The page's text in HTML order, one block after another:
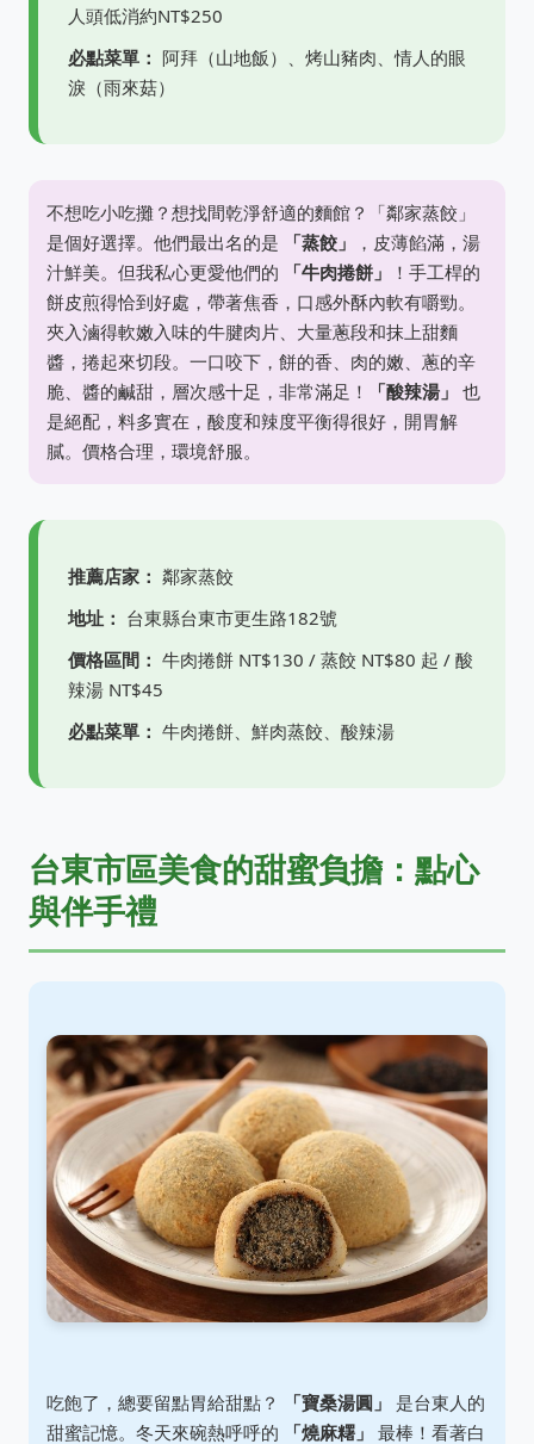
人頭低消約NT$250
必點菜單： 阿拜（山地飯）、烤山豬肉、情人的眼
淚（雨來菇）
不想吃小吃攤？想找間乾淨舒適的麵館？「鄰家蒸餃」
是個好選擇。他們最出名的是
「蒸餃」
，皮薄餡滿，湯
汁鮮美。但我私心更愛他們的
「牛肉捲餅」
！手工桿的
餅皮煎得恰到好處，帶著焦香，口感外酥內軟有嚼勁。
夾入滷得軟嫩入味的牛腱肉片、大量蔥段和抹上甜麵
醬，捲起來切段。一口咬下，餅的香、肉的嫩、蔥的辛
脆、醬的鹹甜，層次感十足，非常滿足！
「酸辣湯」 也
是絕配，料多實在，酸度和辣度平衡得很好，開胃解
膩。價格合理，環境舒服。
推薦店家： 鄰家蒸餃
地址： 台東縣台東市更生路182號
價格區間： 牛肉捲餅 NT$130 / 蒸餃 NT$80 起 / 酸
辣湯 NT$45
必點菜單： 牛肉捲餅、鮮肉蒸餃、酸辣湯
台東市區美食的甜蜜負擔：點心
與伴手禮
吃飽了，總要留點胃給甜點？ 「寶桑湯圓」
是台東人的
甜蜜記憶。冬天來碗熱呼呼的
「燒麻糬」 最棒！看著白